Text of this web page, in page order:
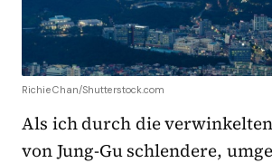
Richie Chan/Shutterstock.com
Als ich durch die
von Jung-Gu schlendere,